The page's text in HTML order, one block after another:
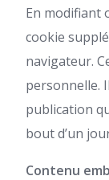
En modifiant
cookie
navigateur.
personnelle.
publication
bout d’un
Contenu